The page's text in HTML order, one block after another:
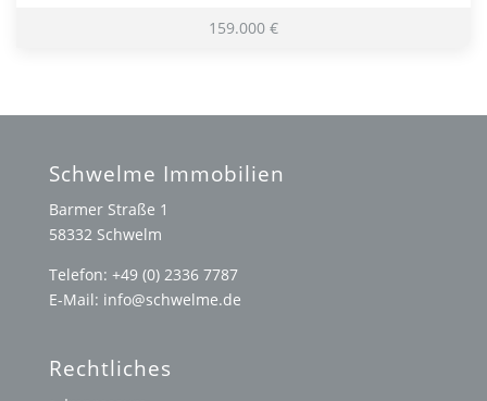
159.000 €
Schwelme Immobilien
Barmer Straße 1
58332 Schwelm
Telefon: +49 (0) 2336 7787
E-Mail: info@schwelme.de
Rechtliches